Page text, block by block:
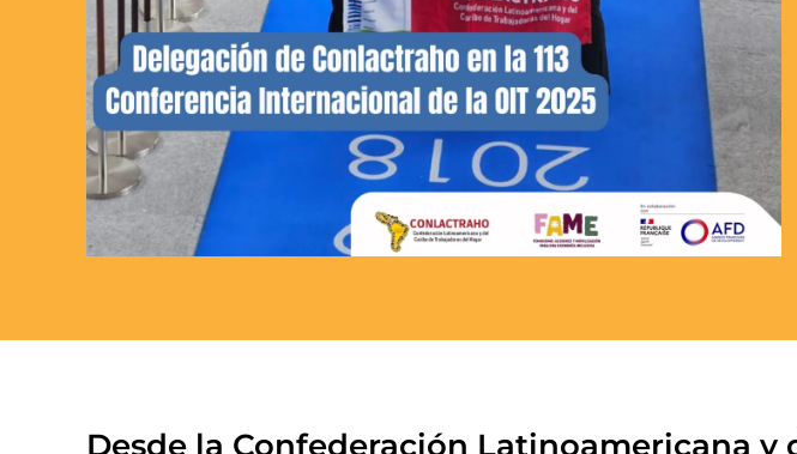
Desde la Confederación Latinoamericana y